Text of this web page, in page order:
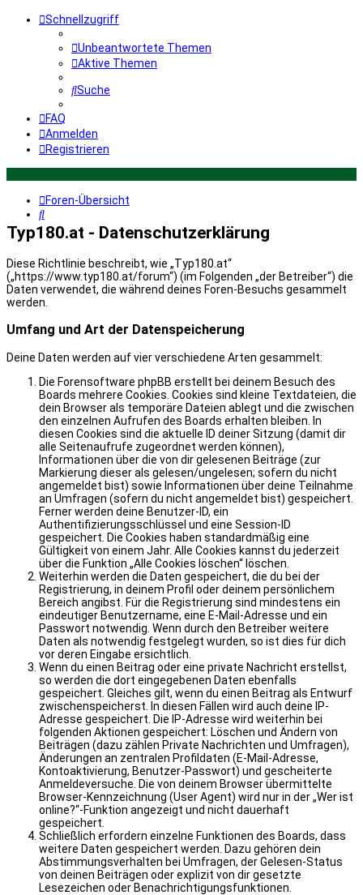
Schnellzugriff
Unbeantwortete Themen
Aktive Themen
Suche
FAQ
Anmelden
Registrieren
Foren-Übersicht
Suche
Typ180.at - Datenschutzerklärung
Diese Richtlinie beschreibt, wie „Typ180.at“
(„https://www.typ180.at/forum“) (im Folgenden „der Betreiber“) die
Daten verwendet, die während deines Foren-Besuchs gesammelt
werden.
Umfang und Art der Datenspeicherung
Deine Daten werden auf vier verschiedene Arten gesammelt:
Die Forensoftware phpBB erstellt bei deinem Besuch des
Boards mehrere Cookies. Cookies sind kleine Textdateien, die
dein Browser als temporäre Dateien ablegt und die zwischen
den einzelnen Aufrufen des Boards erhalten bleiben. In
diesen Cookies sind die aktuelle ID deiner Sitzung (damit dir
alle Seitenaufrufe zugeordnet werden können),
Informationen über die von dir gelesenen Beiträge (zur
Markierung dieser als gelesen/ungelesen; sofern du nicht
angemeldet bist) sowie Informationen über deine Teilnahme
an Umfragen (sofern du nicht angemeldet bist) gespeichert.
Ferner werden deine Benutzer-ID, ein
Authentifizierungsschlüssel und eine Session-ID
gespeichert. Die Cookies haben standardmäßig eine
Gültigkeit von einem Jahr. Alle Cookies kannst du jederzeit
über die Funktion „Alle Cookies löschen“ löschen.
Weiterhin werden die Daten gespeichert, die du bei der
Registrierung, in deinem Profil oder deinem persönlichem
Bereich angibst. Für die Registrierung sind mindestens ein
eindeutiger Benutzername, eine E-Mail-Adresse und ein
Passwort notwendig. Wenn durch den Betreiber weitere
Daten als notwendig festgelegt wurden, so ist dies für dich
vor deren Eingabe ersichtlich.
Wenn du einen Beitrag oder eine private Nachricht erstellst,
so werden die dort eingegebenen Daten ebenfalls
gespeichert. Gleiches gilt, wenn du einen Beitrag als Entwurf
zwischenspeicherst. In diesen Fällen wird auch deine IP-
Adresse gespeichert. Die IP-Adresse wird weiterhin bei
folgenden Aktionen gespeichert: Löschen und Ändern von
Beiträgen (dazu zählen Private Nachrichten und Umfragen),
Änderungen an zentralen Profildaten (E-Mail-Adresse,
Kontoaktivierung, Benutzer-Passwort) und gescheiterte
Anmeldeversuche. Die von deinem Browser übermittelte
Browser-Kennzeichnung (User Agent) wird nur in der „Wer ist
online?“-Funktion angezeigt und nicht dauerhaft
gespeichert.
Schließlich erfordern einzelne Funktionen des Boards, dass
weitere Daten gespeichert werden. Dazu gehören dein
Abstimmungsverhalten bei Umfragen, der Gelesen-Status
von deinen Beiträgen oder explizit von dir gesetzte
Lesezeichen oder Benachrichtigungsfunktionen.